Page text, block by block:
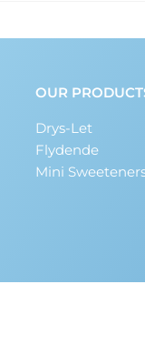
OUR
Drys-Let
Flydende
Mini